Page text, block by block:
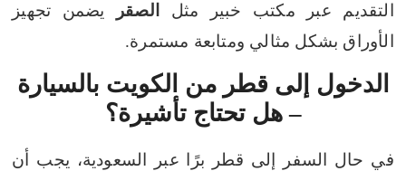
التقديم عبر مكتب خبير مثل الصقر
يضمن تجهيز
الأوراق بشكل مثالي ومتابعة مستمرة.
الدخول إلى قطر من الكويت بالسيارة
– هل تحتاج تأشيرة؟
في حال السفر إلى قطر برًا عبر السعودية، يجب أن